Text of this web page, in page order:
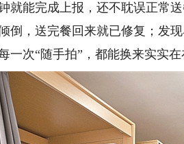
就能完成上报，还不耽误正常
倒，送完餐回来就已修复；发
次“随手拍”，都能换来实实在